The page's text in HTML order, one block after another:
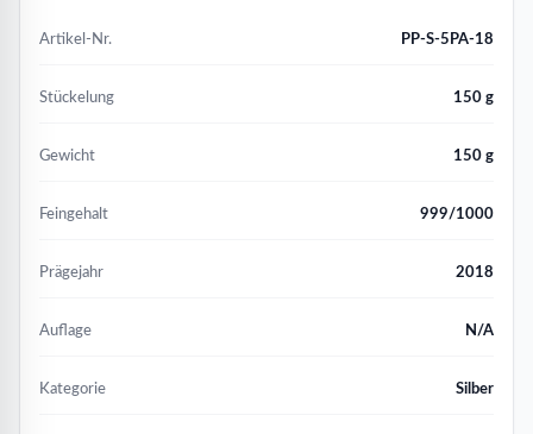
Artikel-Nr. PP-S-5PA-18
Stückelung 150 g
Gewicht 150 g
Feingehalt 999/1000
Prägejahr 2018
Auflage N/A
Kategorie Silber